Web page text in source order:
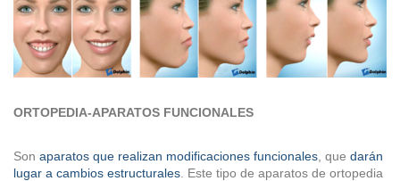
ORTOPEDIA-APARATOS FUNCIONALES
Son aparatos que realizan modi­ficaciones funcionales , que darán
lugar a cambios estructurales . Este tipo de aparatos de ortopedia